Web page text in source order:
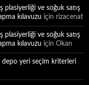
plasiyerliği ve soğuk satış
kılavuzu için rizacenat
plasiyerliği ve soğuk satış
kılavuzu için Okan
yeri seçim kriterleri